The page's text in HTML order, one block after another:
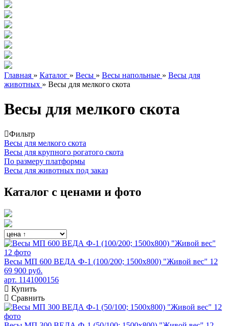
Главная » Каталог » Весы » Весы напольные » Весы для
животных » Весы для мелкого скота
Весы для мелкого скота
Фильтр
Весы для мелкого скота
Весы для крупного рогатого скота
По размеру платформы
Весы для животных под заказ
Каталог с ценами и фото
Весы МП 600 ВЕДА Ф-1 (100/200; 1500х800) "Живой вес" 12
69 900 руб.
арт. 1141000156
Купить
Сравнить